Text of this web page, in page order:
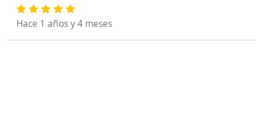
Hace 1 años y 4 meses